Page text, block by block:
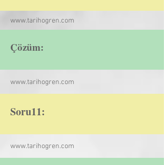
www.tarihogren.com
Çözüm:
www.tarihogren.com
Soru11:
www.tarihogren.com